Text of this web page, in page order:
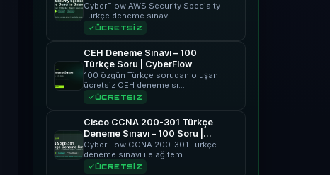
| CyberFlow
CyberFlow AWS Security Specialty
Türkçe deneme sınavı…
ÜCRETSİZ
CEH Deneme Sınavı – 100
Türkçe Soru | CyberFlow
100 özgün Türkçe sorudan oluşan
ücretsiz CEH deneme sı…
ÜCRETSİZ
Cisco CCNA 200-301 Türkçe
Deneme Sınavı – 100 Soru |
CyberFlow
CyberFlow CCNA 200-301 Türkçe
deneme sınavı ile ağ tem…
ÜCRETSİZ